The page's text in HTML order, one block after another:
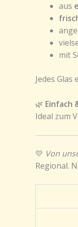
aus
mit
Jedes Glas
🌿 Einfach
Ideal zum
💛 Von
Regional.